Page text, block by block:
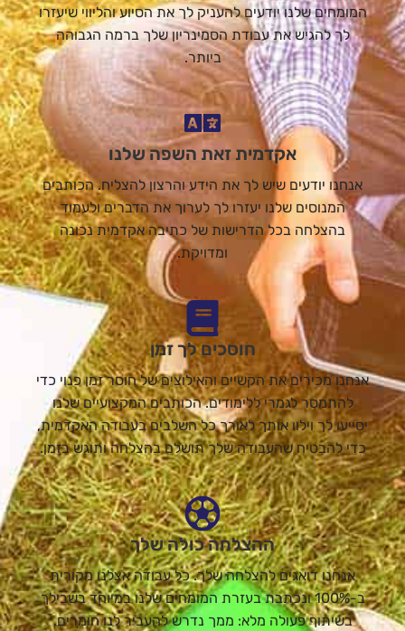
המומחים שלנו יודעים להעניק לך את הסיוע והליווי שיעזרו
לך להגיש את עבודת הסמינריון שלך ברמה הגבוהה
ביותר.
אקדמית זאת השפה שלנו
אנחנו יודעים שיש לך את הידע והרצון להצליח. הכותבים
המנוסים שלנו יעזרו לך לערוך את הדברים ולעמוד
בהצלחה בכל הדרישות של כתיבה אקדמית נכונה
ומדויקת.
חוסכים לך זמן
אנחנו מכירים את הקשיים והאילוצים של חוסר זמן פנוי כדי
להתמסר לגמרי ללימודים. הכותבים המקצועיים שלנו
יסייעו לך וילוו אותך לאורך כל השלבים בעבודה האקדמית,
כדי להבטיח שהעבודה שלך תושלם בהצלחה ותוגש בזמן.
ההצלחה כולה שלך
אנחנו דואגים להצלחה שלך. כל עבודה אצלנו מקורית
ב-100% ונכתבת בעזרת המומחים שלנו במיוחד בשבילך
בשיתוף פעולה מלא: ממך נדרש להעביר לנו חומרים,